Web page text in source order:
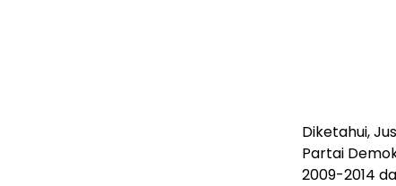
Diketahui,
Partai
2009-2014